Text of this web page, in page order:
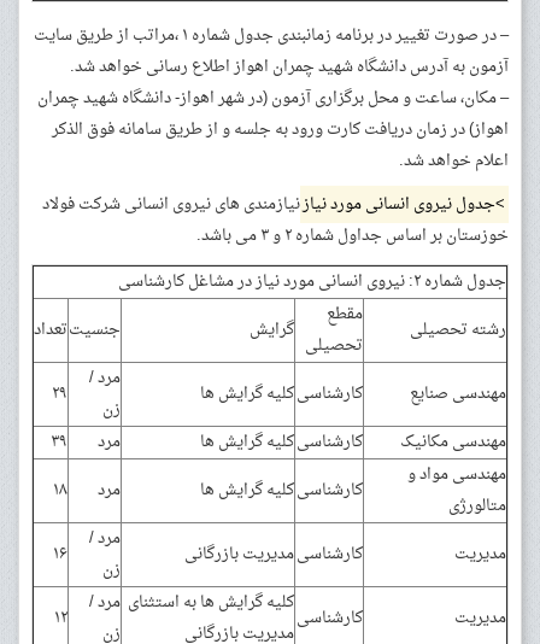
– در صورت تغییر در برنامه زمانبندی جدول شماره ۱ ،مراتب از طریق سایت
آزمون به آدرس دانشگاه شهید چمران اهواز اطلاع رسانی خواهد شد.
– مکان، ساعت و محل برگزاری آزمون (در شهر اهواز- دانشگاه شهید چمران
اهواز) در زمان دریافت کارت ورود به جلسه و از طریق سامانه فوق الذکر
اعلام خواهد شد.
>جدول نیروی انسانی مورد نیازنیازمندی های نیروی انسانی شرکت فولاد
خوزستان بر اساس جداول شماره ۲ و ۳ می باشد.
جدول شماره ۲: نیروی انسانی مورد نیاز در مشاغل کارشناسی
رشته تحصیلی
مقطع
تحصیلی
گرایش جنسیتتعداد
مهندسی صنایع کارشناسیکلیه گرایش ها
مرد /
زن
۲۹
مهندسی مکانیک
کارشناسیکلیه گرایش ها مرد
۳۹
مهندسی مواد و
متالورژی
کارشناسیکلیه گرایش ها مرد ۱۸
مدیریت کارشناسیمدیریت بازرگانی
مرد /
زن
۱۶
مدیریت کارشناسی
کلیه گرایش ها به استثنای
مدیریت بازرگانی
مرد /
زن
۱۲